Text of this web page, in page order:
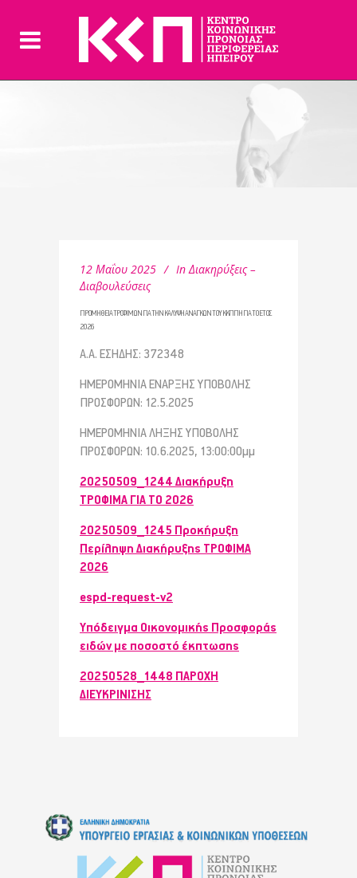
12 Μαΐου 2025 In Διακηρύξεις –
Διαβουλεύσεις
ΠΡΟΜΗΘΕΙΑ ΤΡΟΦΙΜΩΝ ΓΙΑ ΤΗΝ ΚΑΛΥΨΗ ΑΝΑΓΚΩΝ ΤΟΥ ΚΚΠΠΗ ΓΙΑ ΤΟ ΕΤΟΣ
2026
Α.Α. ΕΣΗΔΗΣ: 372348
ΗΜΕΡΟΜΗΝΙΑ ΕΝΑΡΞΗΣ ΥΠΟΒΟΛΗΣ
ΠΡΟΣΦΟΡΩΝ: 12.5.2025
ΗΜΕΡΟΜΗΝΙΑ ΛΗΞΗΣ ΥΠΟΒΟΛΗΣ
ΠΡΟΣΦΟΡΩΝ: 10.6.2025, 13:00:00μμ
20250509_1244 Διακήρυξη
ΤΡΟΦΙΜΑ ΓΙΑ ΤΟ 2026
20250509_1245 Προκήρυξη
Περίληψη Διακήρυξης ΤΡΟΦΙΜΑ
2026
espd-request-v2
Υπόδειγμα Οικονομικής Προσφοράς
ειδών με ποσοστό έκπτωσης
20250528_1448 ΠΑΡΟΧΗ
ΔΙΕΥΚΡΙΝΙΣΗΣ